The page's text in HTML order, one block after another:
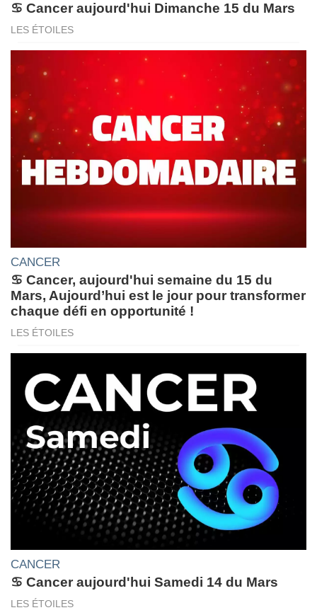
♋ Cancer aujourd'hui Dimanche 15 du Mars
LES ÉTOILES
CANCER
♋ Cancer, aujourd'hui semaine du 15 du
Mars, Aujourd’hui est le jour pour transformer
chaque défi en opportunité !
LES ÉTOILES
CANCER
♋ Cancer aujourd'hui Samedi 14 du Mars
LES ÉTOILES